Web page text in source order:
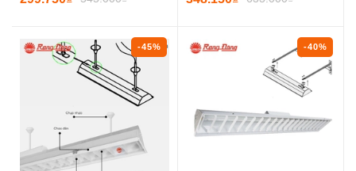
-45% -40%